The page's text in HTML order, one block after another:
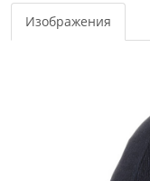
Изображения